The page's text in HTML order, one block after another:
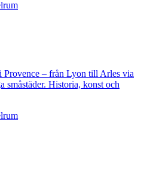
– från Lyon till Arles via
småstäder. Historia, konst och